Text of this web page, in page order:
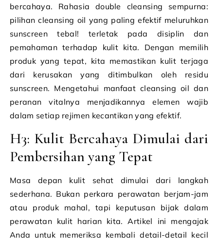
bercahaya. Rahasia double cleansing sempurna:
pilihan cleansing oil yang paling efektif meluruhkan
sunscreen tebal! terletak pada disiplin dan
pemahaman terhadap kulit kita. Dengan memilih
produk yang tepat, kita memastikan kulit terjaga
dari kerusakan yang ditimbulkan oleh residu
sunscreen. Mengetahui manfaat cleansing oil dan
peranan vitalnya menjadikannya elemen wajib
dalam setiap rejimen kecantikan yang efektif.
H3: Kulit Bercahaya Dimulai dari
Pembersihan yang Tepat
Masa depan kulit sehat dimulai dari langkah
sederhana. Bukan perkara perawatan berjam-jam
atau produk mahal, tapi keputusan bijak dalam
perawatan kulit harian kita. Artikel ini mengajak
Anda untuk memeriksa kembali detail-detail kecil